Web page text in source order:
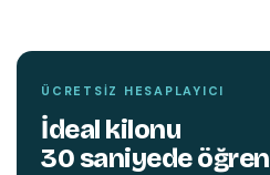
ÜCRETSIZ HESAPLAYICI
İdeal kilonu
30 saniyede öğren